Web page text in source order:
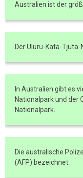
Australien ist der
Der Uluru-Kata-Tjuta-
In Australien gibt es
Nationalpark und der
Nationalpark.
Die australische
(AFP) bezeichnet.